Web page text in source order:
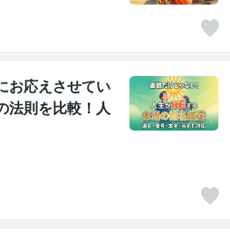
お応えさせてい
法則を比較！人
（事前見積り
提案。仕事ネ